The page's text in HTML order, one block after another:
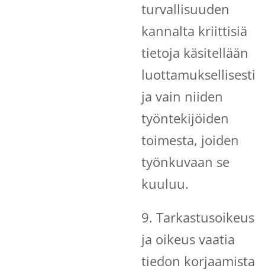
turvallisuuden
kannalta kriittisiä
tietoja käsitellään
luottamuksellisesti
ja vain niiden
työntekijöiden
toimesta, joiden
työnkuvaan se
kuuluu.
9. Tarkastusoikeus
ja oikeus vaatia
tiedon korjaamista